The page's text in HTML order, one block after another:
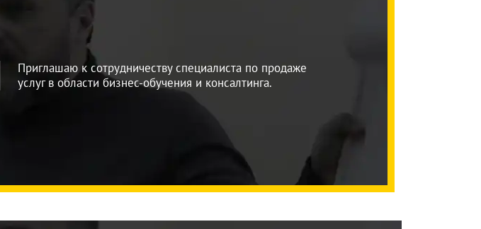
Приглашаю к сотрудничеству специалиста по продаже
услуг в области бизнес-обучения и консалтинга.